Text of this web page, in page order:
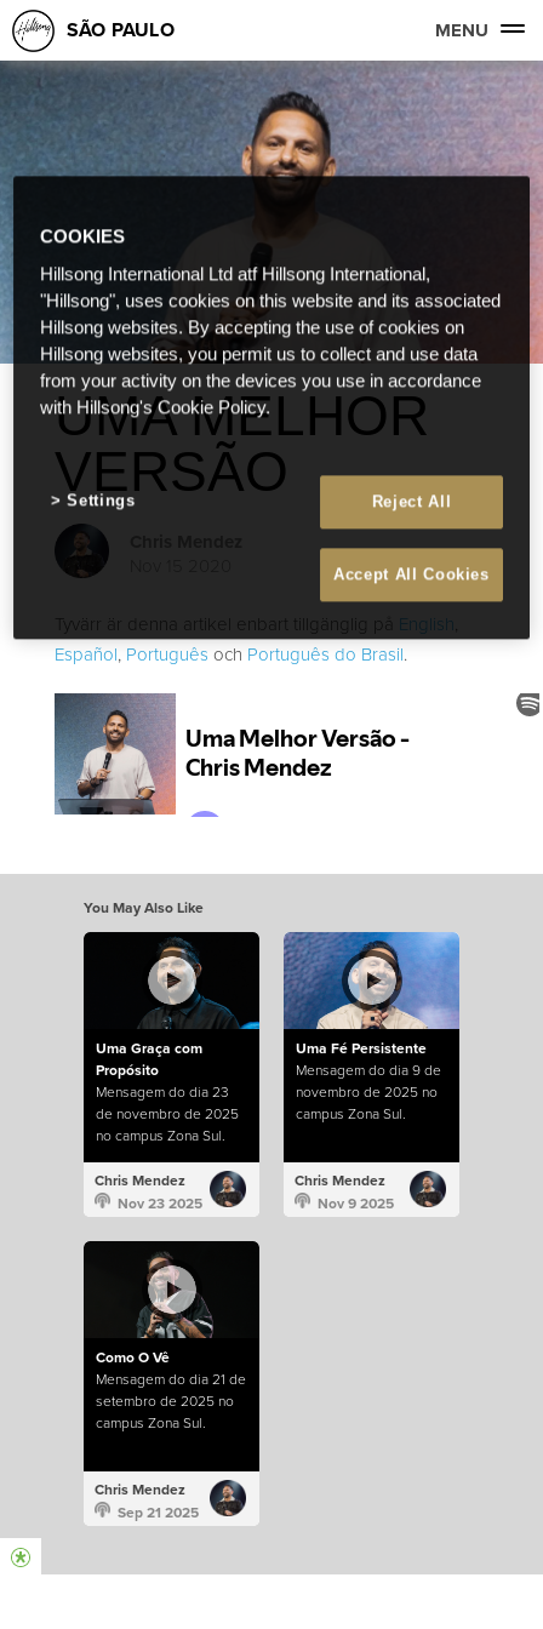
SÃO PAULO MENU
UMA MELHOR
VERSÃO
Tyvärr är denna artikel enbart tillgänglig på English,
Español, Português och Português do Brasil.
You May Also Like
Uma Graça com
Propósito
Mensagem do dia 23
de novembro de 2025
no campus Zona Sul.
Chris Mendez
Nov 23 2025
Uma Fé Persistente
Mensagem do dia 9 de
novembro de 2025 no
campus Zona Sul.
Chris Mendez
Nov 9 2025
Como O Vê
Mensagem do dia 21 de
setembro de 2025 no
campus Zona Sul.
Chris Mendez
Sep 21 2025
COOKIES
Hillsong International Ltd atf Hillsong International,
"Hillsong", uses cookies on this website and its associated
Hillsong websites. By accepting the use of cookies on
Hillsong websites, you permit us to collect and use data
from your activity on the devices you use in accordance
with Hillsong's Cookie Policy.
Reject All
Accept All Cookies
Settings